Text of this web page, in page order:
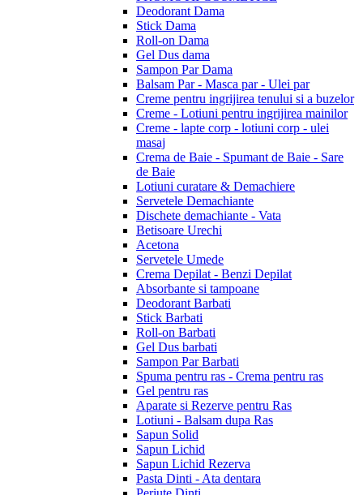
Deodorant Dama
Stick Dama
Roll-on Dama
Gel Dus dama
Sampon Par Dama
Balsam Par - Masca par - Ulei par
Creme pentru ingrijirea tenului si a buzelor
Creme - Lotiuni pentru ingrijirea mainilor
Creme - lapte corp - lotiuni corp - ulei
masaj
Crema de Baie - Spumant de Baie - Sare
de Baie
Lotiuni curatare & Demachiere
Servetele Demachiante
Dischete demachiante - Vata
Betisoare Urechi
Acetona
Servetele Umede
Crema Depilat - Benzi Depilat
Absorbante si tampoane
Deodorant Barbati
Stick Barbati
Roll-on Barbati
Gel Dus barbati
Sampon Par Barbati
Spuma pentru ras - Crema pentru ras
Gel pentru ras
Aparate si Rezerve pentru Ras
Lotiuni - Balsam dupa Ras
Sapun Solid
Sapun Lichid
Sapun Lichid Rezerva
Pasta Dinti - Ata dentara